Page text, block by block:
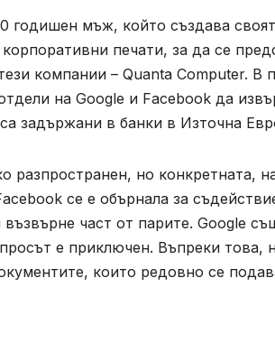
годишен мъж, който създава
печати, за да се
компании – Quanta Computer. В
на Google и Facebook да
задържани в банки в Източна
разпространен, но конкретната,
се е обърнала за
част от парите. Google
е приключен. Въпреки това,
които редовно се